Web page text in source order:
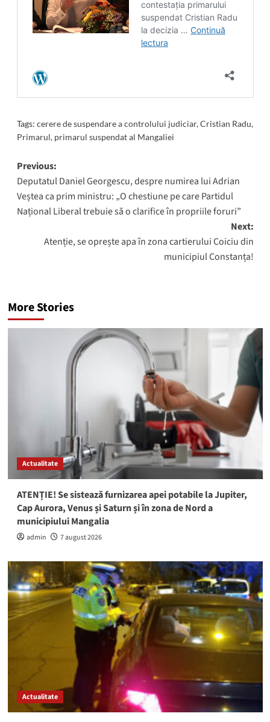
Tags: cerere de suspendare a controlului judiciar,Cristian Radu,
Primarul, primarul suspendat al Mangaliei
Post
navigation
Previous:
Deputatul Daniel Georgescu, despre numirea lui Adrian
Veștea ca prim ministru: „O chestiune pe care Partidul
Național Liberal trebuie să o clarifice în propriile foruri”
Next:
Atenție, se oprește apa în zona cartierului Coiciu din
municipiul Constanța!
More Stories
Actualitate
ATENȚIE! Se sistează furnizarea apei potabile la Jupiter,
Cap Aurora, Venus și Saturn și în zona de Nord a
municipiului Mangalia
admin 7 august 2026
Actualitate